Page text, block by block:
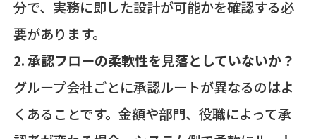
分で、実務に即した設計が可能かを確認する必
要があります。
2. 承認フローの柔軟性を見落としていないか？
グループ会社ごとに承認ルートが異なるのはよ
くあることです。金額や部門、役職によって承